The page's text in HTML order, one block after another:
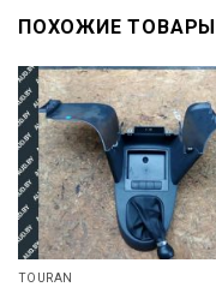
ПОХОЖИЕ ТОВАРЫ
TOURAN